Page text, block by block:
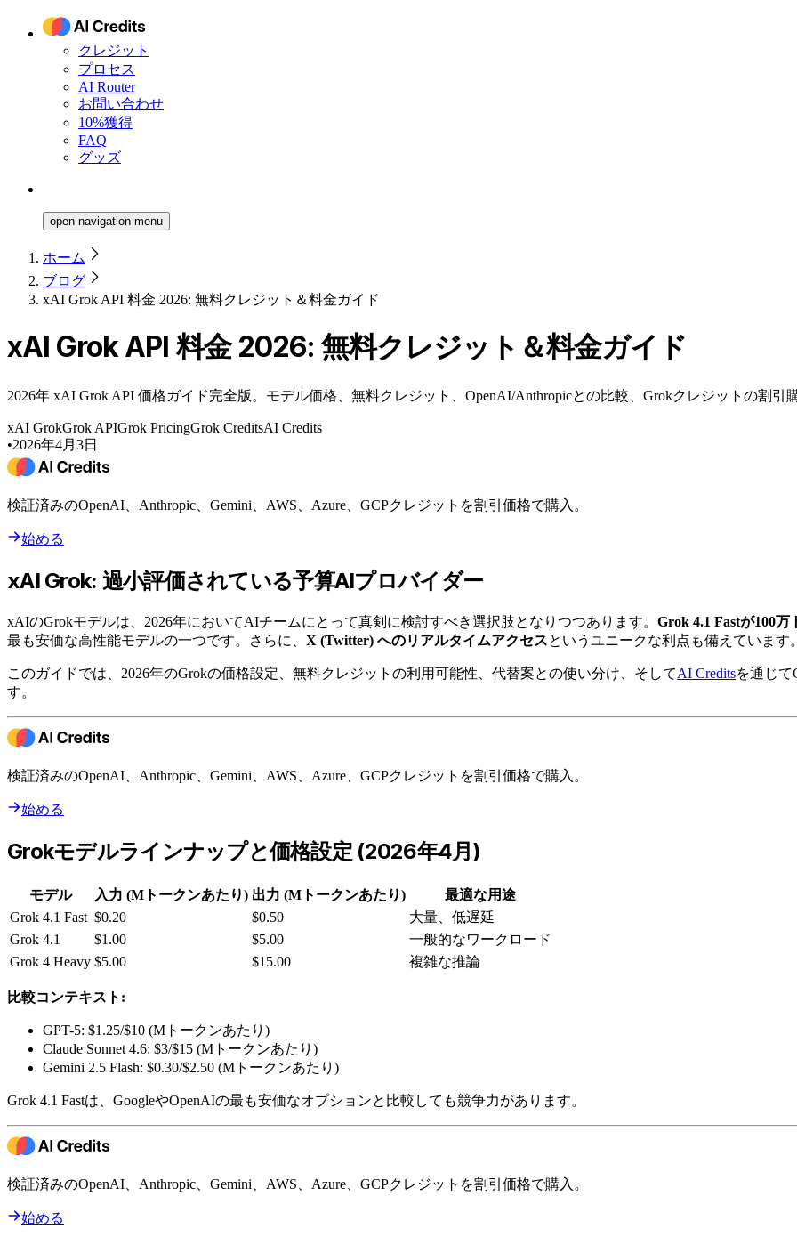
クレジット
プロセス
AI Router
お問い合わせ
10%獲得
FAQ
グッズ
open navigation menu
ホーム
ブログ
xAI Grok API 料金 2026: 無料クレジット＆料金ガイド
xAI Grok API 料金 2026: 無料クレジット＆料金ガイド
2026年 xAI Grok API 価格ガイド完全版。モデル価格、無料クレジット、OpenAI/Anthropicとの比較、Grokクレジットの割引
xAI GrokGrok APIGrok PricingGrok CreditsAI Credits
•2026年4月3日
検証済みのOpenAI、Anthropic、Gemini、AWS、Azure、GCPクレジットを割引価格で購入。
始める
xAI Grok: 過小評価されている予算AIプロバイダー
xAIのGrokモデルは、2026年においてAIチームにとって真剣に検討すべき選択肢となりつつあります。 Grok 4.1 Fastが100
最も安価な高性能モデルの一つです。さらに、 X (Twitter) へのリアルタイムアクセスというユニークな利点も備えています
このガイドでは、2026年のGrokの価格設定、無料クレジットの利用可能性、代替案との使い分け、そしてAI Creditsを通じ
す。
検証済みのOpenAI、Anthropic、Gemini、AWS、Azure、GCPクレジットを割引価格で購入。
始める
Grokモデルラインナップと価格設定 (2026年4月)
モデル 入力 (Mトークンあたり) 出力 (Mトークンあたり)
最適な用途
Grok 4.1 Fast $0.20 $0.50
大量、低遅延
Grok 4.1
$1.00 $5.00
一般的なワークロード
Grok 4 Heavy $5.00 $15.00 複雑な推論
比較コンテキスト:
GPT-5: $1.25/$10 (Mトークンあたり)
Claude Sonnet 4.6: $3/$15 (Mトークンあたり)
Gemini 2.5 Flash: $0.30/$2.50 (Mトークンあたり)
Grok 4.1 Fastは、GoogleやOpenAIの最も安価なオプションと比較しても競争力があります。
検証済みのOpenAI、Anthropic、Gemini、AWS、Azure、GCPクレジットを割引価格で購入。
始める